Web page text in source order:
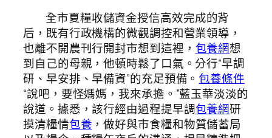
全市夏糧收儲資金授信高效完成的背
后，既有行政機構的微觀調控和營業領導，
也離不開農刊行開封市想到這裡， 包養網想
到自己的母親，他頓時鬆了口氣。分行“早調
研、早安排、早備資”的充足預備。包養條件
“說吧，要怪媽媽，我來承擔。”藍玉華淡淡的
說道。據悉，該行經由過程提早調包養網研
摸清糧情包養 ，做好與市食糧和物質儲蓄局